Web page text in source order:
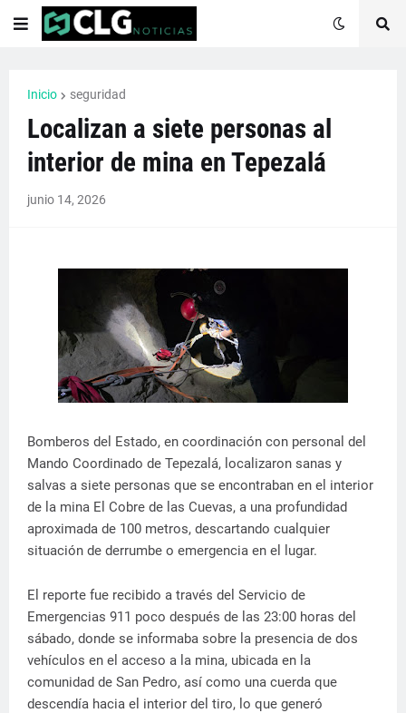
Inicio seguridad
Localizan a siete personas al
interior de mina en Tepezalá
junio 14, 2026
Bomberos del Estado, en coordinación con personal del
Mando Coordinado de Tepezalá, localizaron sanas y
salvas a siete personas que se encontraban en el interior
de la mina El Cobre de las Cuevas, a una profundidad
aproximada de 100 metros, descartando cualquier
situación de derrumbe o emergencia en el lugar.
El reporte fue recibido a través del Servicio de
Emergencias 911 poco después de las 23:00 horas del
sábado, donde se informaba sobre la presencia de dos
vehículos en el acceso a la mina, ubicada en la
comunidad de San Pedro, así como una cuerda que
descendía hacia el interior del tiro, lo que generó